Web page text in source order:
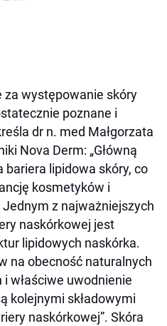
występowanie skóry
poznane i
dr n. med Małgorzata
Nova Derm: „Główną
bariera lipidowa skóry, co
kosmetyków i
z najważniejszych
naskórkowej jest
lipidowych naskórka.
na obecność naturalnych
właściwe uwodnienie
kolejnymi składowymi
naskórkowej”. Skóra